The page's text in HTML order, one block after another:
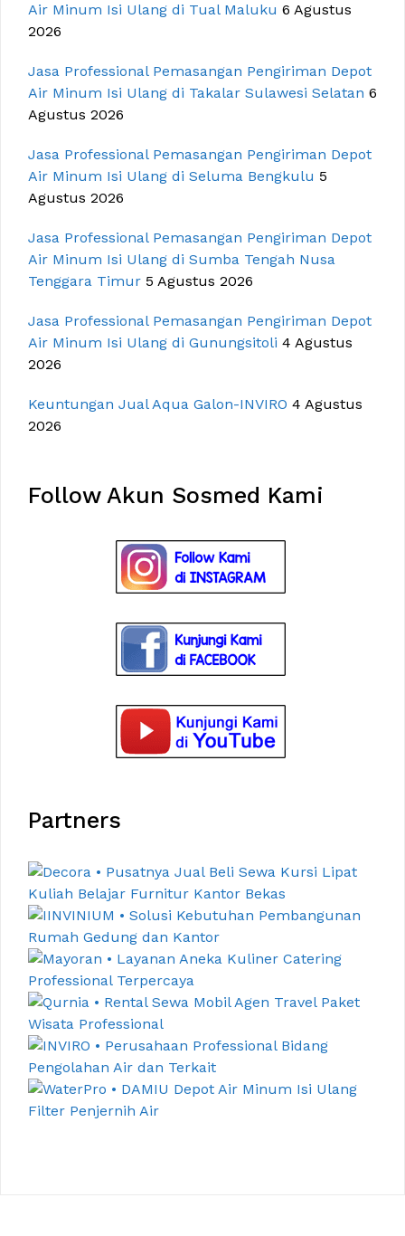
Air Minum Isi Ulang di Tual Maluku 6 Agustus
2026
Jasa Professional Pemasangan Pengiriman Depot
Air Minum Isi Ulang di Takalar Sulawesi Selatan 6
Agustus 2026
Jasa Professional Pemasangan Pengiriman Depot
Air Minum Isi Ulang di Seluma Bengkulu 5
Agustus 2026
Jasa Professional Pemasangan Pengiriman Depot
Air Minum Isi Ulang di Sumba Tengah Nusa
Tenggara Timur 5 Agustus 2026
Jasa Professional Pemasangan Pengiriman Depot
Air Minum Isi Ulang di Gunungsitoli 4 Agustus
2026
Keuntungan Jual Aqua Galon-INVIRO 4 Agustus
2026
Follow Akun Sosmed Kami
Partners